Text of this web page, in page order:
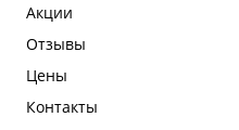
Акции
Отзывы
Цены
Контакты